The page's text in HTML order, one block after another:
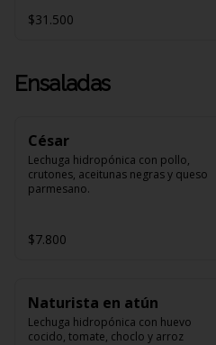
$31.500
Ensaladas
César
Lechuga hidropónica con pollo,
crutones, aceitunas negras y queso
parmesano.
$7.800
Naturista en atún
Lechuga hidropónica con huevo
cocido, tomate, choclo y arroz